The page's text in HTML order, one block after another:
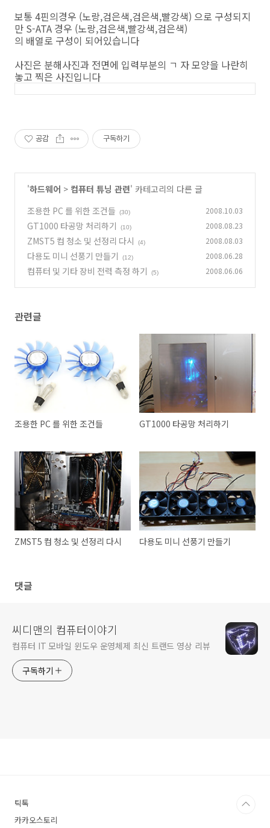
보통 4핀의경우 (노랑,검은색,검은색,빨강색) 으로 구성되지
만 S-ATA 경우 (노랑,검은색,빨강색,검은색)
의 배열로 구성이 되어있습니다
사진은 분해사진과 전면에 입력부분의 ㄱ 자 모양을 나란히
놓고 찍은 사진입니다
공감 구독하기
'하드웨어 > 컴퓨터 튜닝 관련' 카테고리의 다른 글
조용한 PC 를 위한 조건들
(30) 2008.10.03
GT1000 타공망 처리하기 (10) 2008.08.23
ZMST5 컴 청소 및 선정리 다시 (4) 2008.08.03
다용도 미니 선풍기 만들기 (12) 2008.06.28
컴퓨터 및 기타 장비 전력 측정 하기 (5) 2008.06.06
관련글
조용한 PC 를 위한 조건들 GT1000 타공망 처리하기
ZMST5 컴 청소 및 선정리 다시 다용도 미니 선풍기 만들기
댓글
씨디맨의 컴퓨터이야기
컴퓨터 IT 모바일 윈도우 운영체제 최신 트랜드 영상 리뷰
구독하기
틱톡
카카오스토리